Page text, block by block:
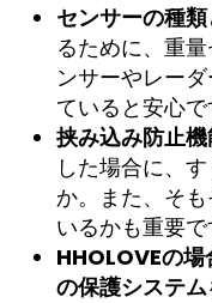
センサーの種
るために、重
ンサーやレー
ていると安心で
挟み込み防止機
した場合に、
か。また、そ
いるかも重要で
HHOLOVEの場
の保護システム